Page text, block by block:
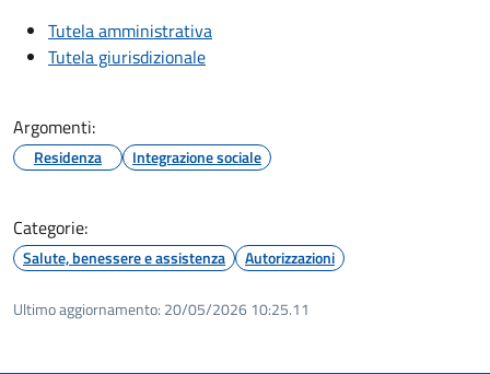
Tutela amministrativa
Tutela giurisdizionale
Argomenti:
Residenza Integrazione sociale
Categorie:
Salute, benessere e assistenza Autorizzazioni
Ultimo aggiornamento: 20/05/2026 10:25.11